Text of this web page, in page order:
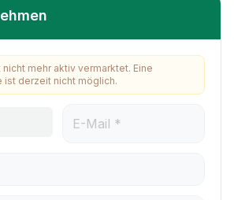
mehr aktiv vermarktet. Eine
ist derzeit nicht möglich.